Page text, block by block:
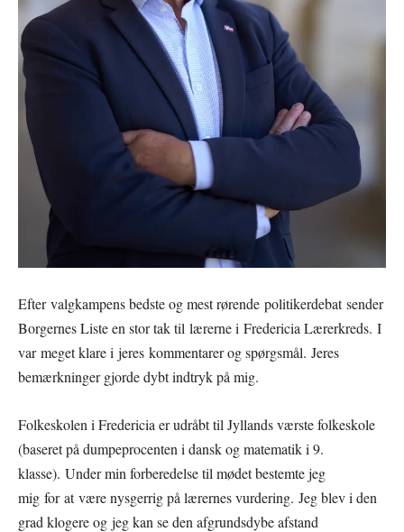
Efter valgkampens bedste og mest rørende politikerdebat sender
Borgernes Liste en stor tak til lærerne i Fredericia Lærerkreds. I
var meget klare i jeres kommentarer og spørgsmål. Jeres
bemærkninger gjorde dybt indtryk på mig.
Folkeskolen i Fredericia er udråbt til Jyllands værste folkeskole
(baseret på dumpeprocenten i dansk og matematik i 9.
klasse). Under min forberedelse til mødet bestemte jeg
mig for at være nysgerrig på lærernes vurdering. Jeg blev i den
grad klogere og jeg kan se den afgrundsdybe afstand